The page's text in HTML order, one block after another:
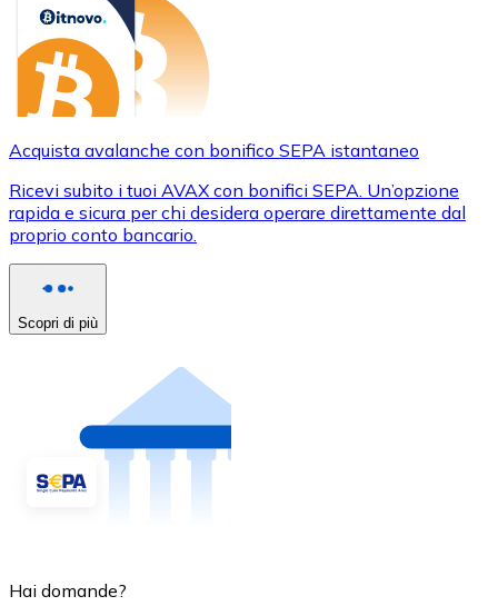
Acquista avalanche con bonifico SEPA istantaneo
Ricevi subito i tuoi AVAX con bonifici SEPA. Un’opzione
rapida e sicura per chi desidera operare direttamente dal
proprio conto bancario.
Scopri di più
Hai domande?